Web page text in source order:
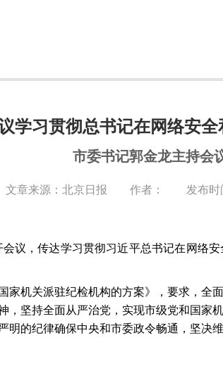
学习贯彻总书记在网络安
市委书记郭金龙主持会
文章来源：北京日报 作者： 发布时间
议，传达学习贯彻习近平总书记在网络
机关派驻纪检机构的方案》，要求，全
，坚持全面从严治党，实现市级党和国
的纪律确保中央和市委政令畅通，坚决